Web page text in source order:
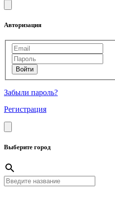
Авторизация
Забыли пароль?
Регистрация
Выберите город